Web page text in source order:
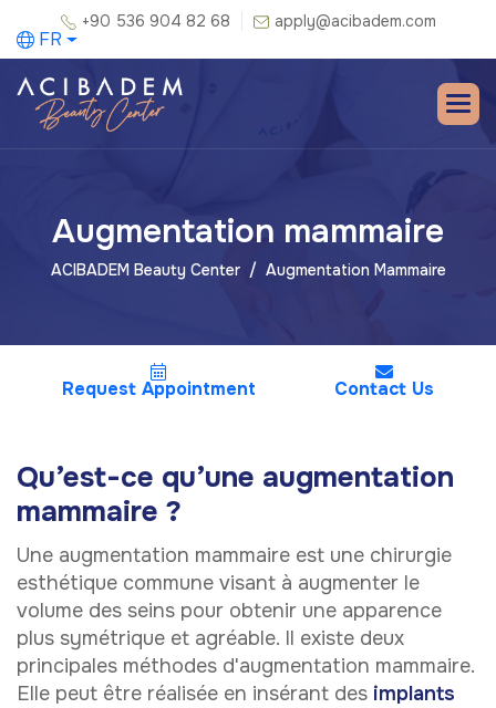
+90 536 904 82 68 apply@acibadem.com
FR
Augmentation mammaire
ACIBADEM Beauty Center Augmentation Mammaire
Request Appointment Contact Us
Qu’est-ce qu’une augmentation
mammaire ?
Une augmentation mammaire est une chirurgie
esthétique commune visant à augmenter le
volume des seins pour obtenir une apparence
plus symétrique et agréable. Il existe deux
principales méthodes d'augmentation mammaire.
Elle peut être réalisée en insérant des implants